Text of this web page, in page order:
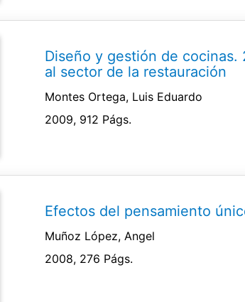
Diseño y gestión de cocinas.
al sector de la restauración
Montes Ortega, Luis Eduardo
2009, 912 Págs.
Efectos del pensamiento
Muñoz López, Angel
2008, 276 Págs.